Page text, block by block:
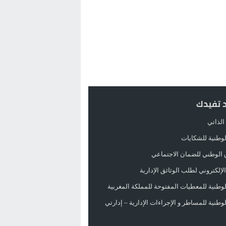
تفيدك
للشكايات
الوطني للضمان الاجتماعي
لطلب الوثائق الإدارية
للمعطيات المفتوحة للمملكة المغربية
للمساطر و الإجراءات الإدارية – إدارتي